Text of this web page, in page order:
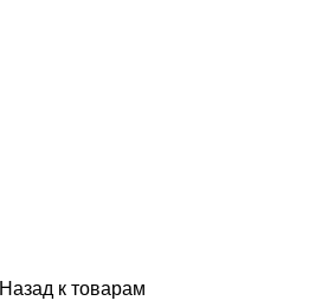
Назад к товарам